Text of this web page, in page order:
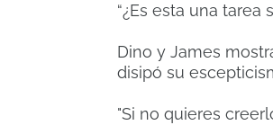
“¿Es esta una tarea
Dino y James
disipó su
"Si no quieres